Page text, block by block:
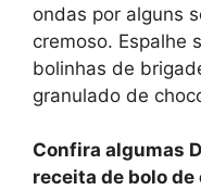
ondas por alguns
cremoso. Espalhe
bolinhas de
granulado de
Confira algumas
receita de bolo